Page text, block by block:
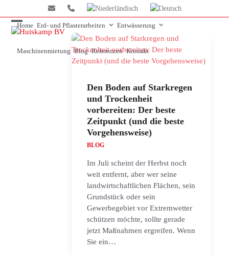
to
contentHome Erd- und Pflasterarbeiten Entwässerung
Maschinenmietung Blog Referenzen Kontakt
Open
mobile
Close
mobile
Den Boden auf Starkregen
und Trockenheit
vorbereiten: Der beste
Zeitpunkt (und die beste
Vorgehensweise)
BLOG
Im Juli scheint der Herbst noch
weit entfernt, aber wer seine
landwirtschaftlichen Flächen, sein
Grundstück oder sein
Gewerbegebiet vor Extremwetter
schützen möchte, sollte gerade
jetzt Maßnahmen ergreifen. Wenn
Sie ein…